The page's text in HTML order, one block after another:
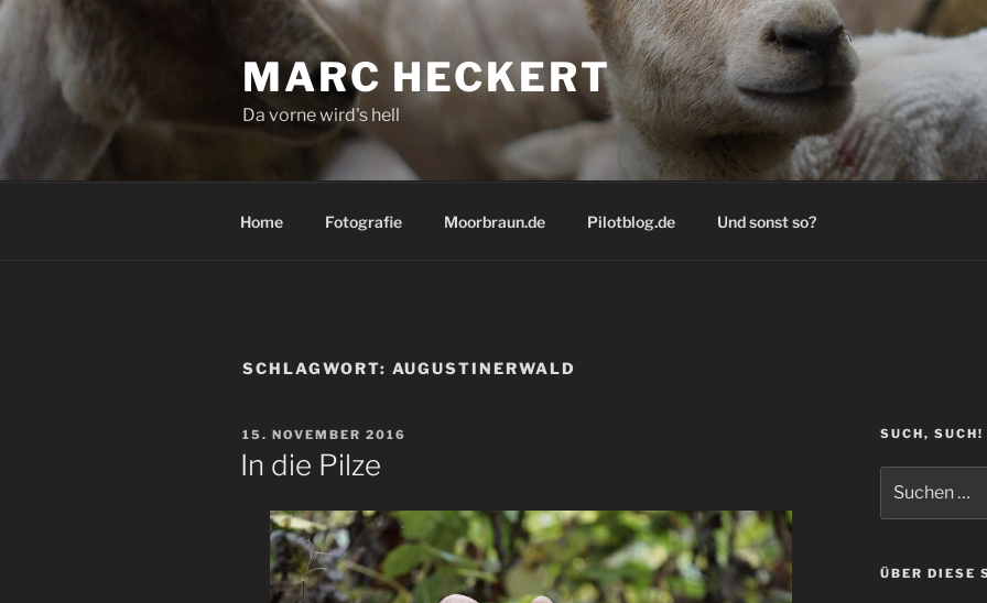
Zum
MARC HECKERT
Da vorne wird's hell
Home Fotografie Moorbraun.de Pilotblog.de Und sonst so?
SCHLAGWORT: AUGUSTINERWALD
VERÖFFENTLICHT
AM
15. NOVEMBER 2016
In die Pilze
SUCH, SUCH!
nach:
ÜBER DIESE